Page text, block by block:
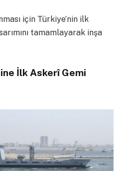
için Türkiye’nin ilk
tamamlayarak inşa
İlk Askerî Gemi